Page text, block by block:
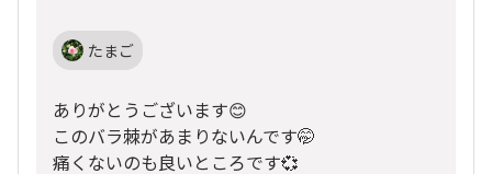
たまご
ありがとうございます😊
このバラ棘があまりないんです🤭
痛くないのも良いところです💞